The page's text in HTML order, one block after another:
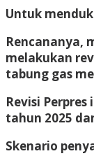
Untuk
Rencananya,
melakukan
tabung gas
Revisi
tahun 2025
Skenario